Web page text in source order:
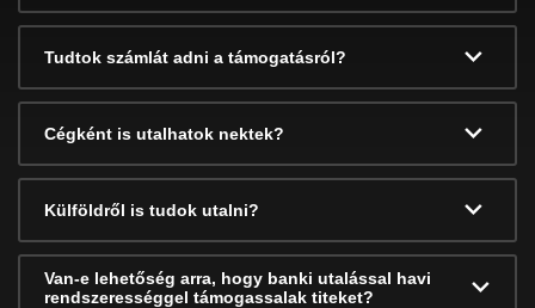
Tudtok számlát adni a támogatásról?
Cégként is utalhatok nektek?
Külföldről is tudok utalni?
Van-e lehetőség arra, hogy banki utalással havi
rendszerességgel támogassalak titeket?